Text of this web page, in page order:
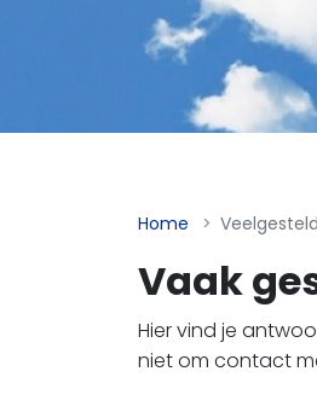
Home
Vaak
Hier vind je
niet om contact